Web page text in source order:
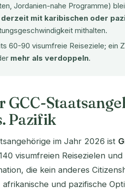
Jordanien-nahe Programme)
mit karibischen oder
mithalten.
60-90 visumfreie Reiseziele; ein
mehr als verdoppeln.
GCC-
Pazifik
im Jahr 2026 ist
visumfreien Reisezielen
die kein anderes
und pazifische